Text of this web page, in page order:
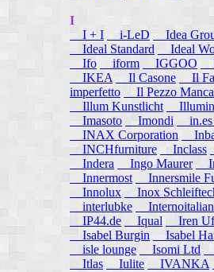
I
I + I
i-LeD Idea
Ideal Standard
Ideal
Ifo
iform IGGOO
IKEA
Il Casone Il
imperfetto
Il Pezzo
Illum Kunstlicht
Imasoto
Imondi in.es
INAX Corporation
INCHfurniture
Inclass
Indera
Ingo Maurer
Innermost
Innersmile
Innolux
Inox
interlubke
IP44.de
Iqual Iren
Isabel Burgin
Isabel
isle lounge
Isomi Ltd
Itlas
Iulite IVANKA